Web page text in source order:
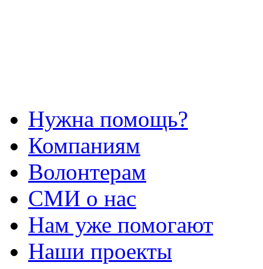
Нужна помощь?
Компаниям
Волонтерам
СМИ о нас
Нам уже помогают
Наши проекты